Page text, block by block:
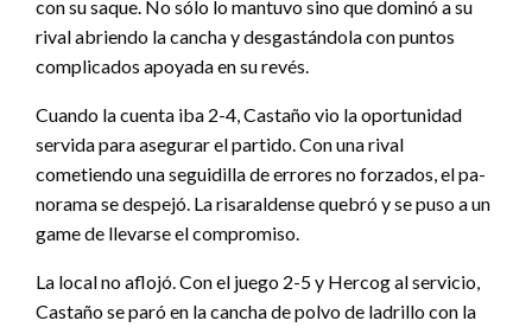
con su saque. No sólo lo mantuvo sino que dominó a su
rival abriendo la cancha y desgastándola con puntos
complicados apoyada en su revés.
Cuando la cuenta iba 2-4, Castaño vio la oportunidad
servida para asegurar el partido. Con una rival
cometiendo una seguidilla de errores no forzados, el pa-
norama se despejó. La risaraldense quebró y se puso a un
game de llevarse el compromiso.
La local no aflojó. Con el juego 2-5 y Hercog al servicio,
Castaño se paró en la cancha de polvo de ladrillo con la